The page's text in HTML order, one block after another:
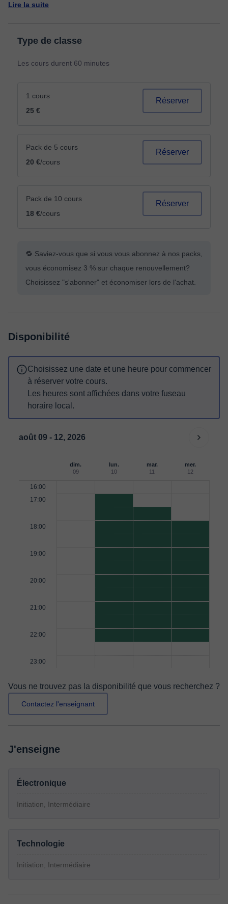
Lire la suite
Type de classe
Les cours durent 60 minutes
1 cours
25 €
Réserver
Pack de 5 cours
20 €/cours
Réserver
Pack de 10 cours
18 €/cours
Réserver
🔁 Saviez-vous que si vous vous abonnez à nos packs,
vous économisez 3 % sur chaque renouvellement?
Choisissez "s'abonner" et économiser lors de l'achat.
Disponibilité
Choisissez une date et une heure pour commencer
à réserver votre cours.
Les heures sont affichées dans votre fuseau
horaire local.
août 09 - 12, 2026
dim.
09
lun.
10
mar.
11
mer.
12
16:00
17:00
18:00
19:00
20:00
21:00
22:00
23:00
Vous ne trouvez pas la disponibilité que vous recherchez ?
Contactez l'enseignant
J'enseigne
Électronique
Initiation, Intermédiaire
Technologie
Initiation, Intermédiaire